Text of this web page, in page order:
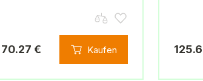
70.27 € Kaufen